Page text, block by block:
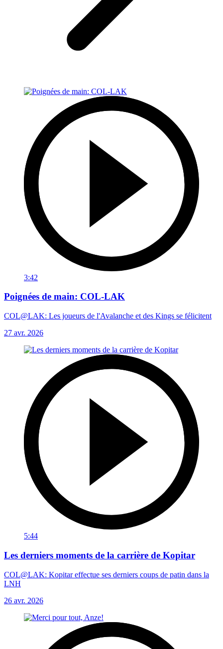
3:42
Poignées de main: COL-LAK
COL@LAK: Les joueurs de l'Avalanche et des Kings se félicitent
27 avr. 2026
5:44
Les derniers moments de la carrière de Kopitar
COL@LAK: Kopitar effectue ses derniers coups de patin dans la
LNH
26 avr. 2026